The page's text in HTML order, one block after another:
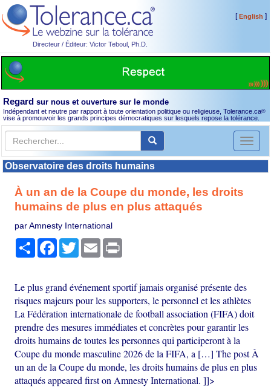
Directeur / Éditeur: Victor Teboul, Ph.D.
[English ]
Regard sur nous et ouverture sur le monde
Indépendant et neutre par rapport à toute orientation politique ou religieuse, Tolerance.ca®
vise à promouvoir les grands principes démocratiques sur lesquels repose la tolérance.
Toggle
Observatoire des droits humains
À un an de la Coupe du monde, les droits
humains de plus en plus attaqués
par Amnesty International
PartagerFacebook
TwitterEmail
Le plus grand événement sportif jamais organisé présente des
risques majeurs pour les supporters, le personnel et les athlètes
La Fédération internationale de football association (FIFA) doit
prendre des mesures immédiates et concrètes pour garantir les
droits humains de toutes les personnes qui participeront à la
Coupe du monde masculine 2026 de la FIFA, a […] The post À
un an de la Coupe du monde, les droits humains de plus en plus
attaqués appeared first on Amnesty International. ]]>